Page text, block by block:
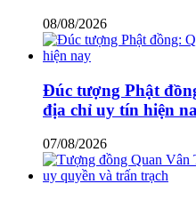
08/08/2026
Đúc tượng Phật
địa chỉ uy tín hiện
07/08/2026